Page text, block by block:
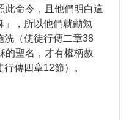
此命令，且他們明白這
」，所以他們就勸勉
洗（使徒行傳二章38
的聖名，才有權柄赦
傳四章12節）。